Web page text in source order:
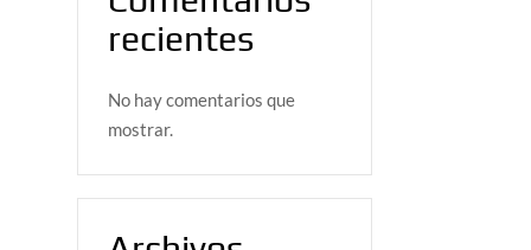
recientes
No hay comentarios que
mostrar.